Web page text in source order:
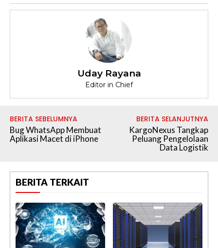
Uday Rayana
Editor in Chief
BERITA SEBELUMNYA
Bug WhatsApp Membuat
Aplikasi Macet di iPhone
BERITA SELANJUTNYA
KargoNexus Tangkap
Peluang Pengelolaan
Data Logistik
BERITA TERKAIT